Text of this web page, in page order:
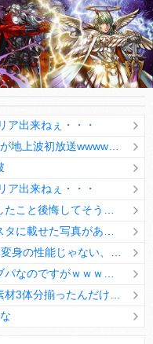
ア出来ねぇ・・・
ア出来ねぇ・・・